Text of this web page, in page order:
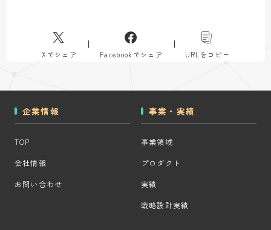
Xでシェア Facebookでシェア URLをコピー
企業情報
TOP
会社情報
お問い合わせ
事業・実績
事業領域
プロダクト
実績
戦略設計実績